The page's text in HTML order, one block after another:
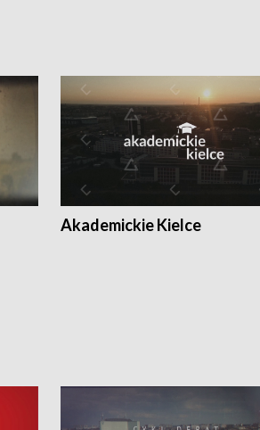
Akademickie Kielce